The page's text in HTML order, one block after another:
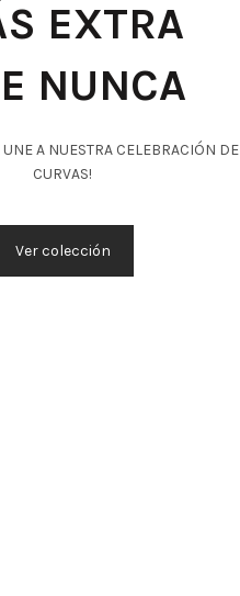
EXTRA
NUNCA
UNE A NUESTRA CELEBRACIÓN DE
CURVAS!
Ver colección